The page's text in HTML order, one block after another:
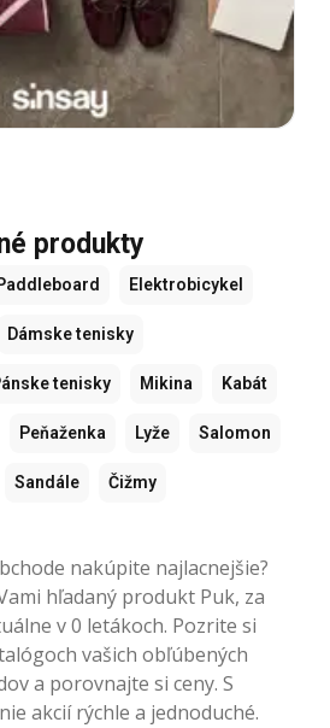
produkty
Elektrobicykel
Dámske tenisky
tenisky Mikina Kabát
Peňaženka Lyže Salomon
Sandále Čižmy
nakúpite najlacnejšie?
hľadaný produkt Puk, za
v 0 letákoch. Pozrite si
vašich obľúbených
a porovnajte si ceny. S
akcií rýchle a jednoduché.